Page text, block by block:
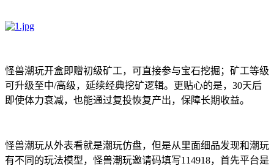
怪兽潮玩开盒即赠初级矿工，可直接参与宝石挖掘；矿工等级
可升级至中/高级，延续经典挖矿逻辑。更贴心的是，30天后
即使体力衰减，也能通过复投恢复产出，保障长期收益。
怪兽潮玩从外表看就是潮玩仿盘，但是从里面细品发现和潮玩
有不同的玩法模型，怪兽潮玩邀请码填写114918，首先平台是